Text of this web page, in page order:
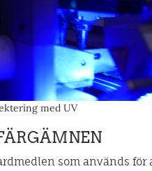
med UV
som används